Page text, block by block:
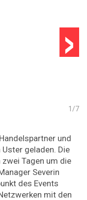
›
1 /7
und
geladen. Die
Tagen um die
Severin
des Events
mit den